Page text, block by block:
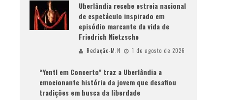
Uberlândia recebe estreia nacional
de espetáculo inspirado em
episódio marcante da vida de
Friedrich Nietzsche
Redação-M.N 1 de agosto de 2026
“Yentl em Concerto” traz a Uberlândia a
emocionante história da jovem que desafiou
tradições em busca da liberdade